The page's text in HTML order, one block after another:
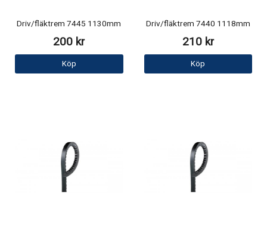
Driv/fläktrem 7445 1130mm
200 kr
Köp
Driv/fläktrem 7440 1118mm
210 kr
Köp